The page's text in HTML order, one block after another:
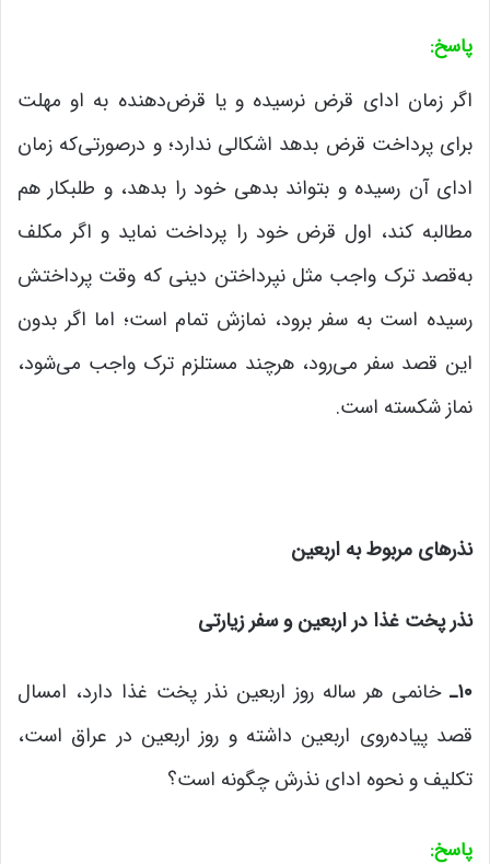
پاسخ:
اگر زمان ادای قرض نرسیده و یا قرض‌دهنده به او مهلت
برای پرداخت قرض بدهد اشکالی ندارد؛ و درصورتی‌که زمان
ادای آن رسیده و بتواند بدهی خود را بدهد، و طلبکار هم
مطالبه کند، اول قرض خود را پرداخت نماید و اگر مکلف
به‌قصد ترک واجب مثل نپرداختن دینی که وقت پرداختش
رسیده است به سفر برود، نمازش تمام است؛ اما اگر بدون
این قصد سفر می‌رود، هرچند مستلزم ترک واجب می‌شود،
نماز شکسته است.
نذرهای مربوط به اربعین
نذر پخت غذا در اربعین و سفر زیارتی
۱۰ـ خانمی هر ساله روز اربعین نذر پخت غذا دارد، امسال
قصد پیاده‌روی اربعین داشته و روز اربعین در عراق است،
تکلیف و نحوه ادای نذرش چگونه است؟
پاسخ: